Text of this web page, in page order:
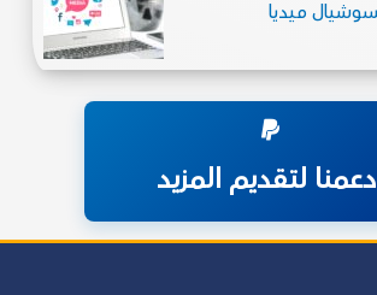
ميديا
لتقديم المزيد